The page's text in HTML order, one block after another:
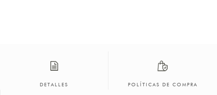
DETALLES POLÍTICAS DE COMPRA